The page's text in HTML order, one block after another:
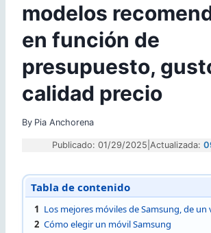
modelos
en función de
presupuesto,
calidad precio
By Pia Anchorena
Publicado: 01/29/2025 Actualizada:
Tabla de contenido
1 Los mejores móviles de Samsung, de un
2 Cómo elegir un móvil Samsung